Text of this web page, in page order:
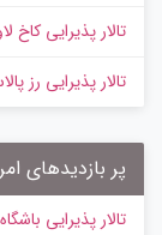
تالار پذیرایی کاخ
تالار پذیرایی رز
پر بازدیدهای
تالار پذیرایی